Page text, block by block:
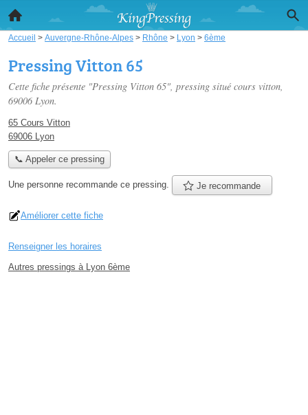
Accueil > Auvergne-Rhône-Alpes > Rhône > Lyon > 6ème
Pressing Vitton 65
Cette fiche présente "Pressing Vitton 65", pressing situé cours vitton,
69006 Lyon.
65 Cours Vitton
69006 Lyon
📞 Appeler ce pressing
Une personne recommande ce pressing. Je recommande
Améliorer cette fiche
Renseigner les horaires
Autres pressings à Lyon 6ème